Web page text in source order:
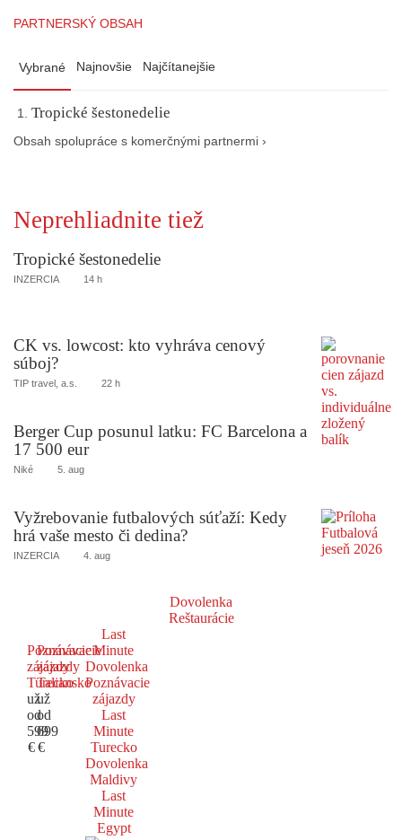
PARTNERSKÝ OBSAH
Vybrané Najnovšie Najčítanejšie
Tropické šestonedelie
Obsah spolupráce s komerčnými partnermi ›
Neprehliadnite tiež
Tropické šestonedelie
INZERCIA 14 h
CK vs. lowcost: kto vyhráva cenový
súboj?
TIP travel, a.s. 22 h
Berger Cup posunul latku: FC Barcelona a
17 500 eur
Niké 5. aug
Vyžrebovanie futbalových súťaží: Kedy
hrá vaše mesto či dedina?
INZERCIA 4. aug
Dovolenka
Reštaurácie
Poznávacie
zájazdy
Turecko
už
od
599
€
Poznávacie
zájazdy
Taliansko
už
od
699
€
Last
Minute
Dovolenka
Poznávacie
zájazdy
Last
Minute
Turecko
Dovolenka
Maldivy
Last
Minute
Egypt